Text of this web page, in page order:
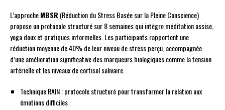
L’approcheMBSR (Réduction du Stress Basée sur la Pleine Conscience)
propose un protocole structuré sur 8 semaines qui intègre méditation assise,
yoga doux et pratiques informelles. Les participants rapportent une
réduction moyenne de 40% de leur niveau de stress perçu, accompagnée
d’une amélioration significative des marqueurs biologiques comme la tension
artérielle et les niveaux de cortisol salivaire.
Technique RAIN : protocole structuré pour transformer la relation aux
émotions difficiles